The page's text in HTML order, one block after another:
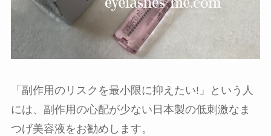
「副作用のリスクを最小限に抑えたい!」という人
には、副作用の心配が少ない日本製の低刺激なま
つげ美容液をお勧めします。